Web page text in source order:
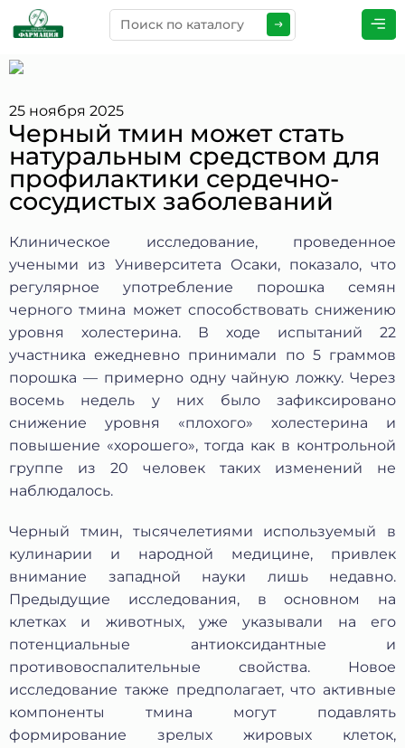
25 ноября 2025
Черный тмин может стать
натуральным средством для
профилактики сердечно-
сосудистых заболеваний
Клиническое исследование, проведенное
учеными из Университета Осаки, показало, что
регулярное употребление порошка семян
черного тмина может способствовать снижению
уровня холестерина. В ходе испытаний 22
участника ежедневно принимали по 5 граммов
порошка — примерно одну чайную ложку. Через
восемь недель у них было зафиксировано
снижение уровня «плохого» холестерина и
повышение «хорошего», тогда как в контрольной
группе из 20 человек таких изменений не
наблюдалось.
Черный тмин, тысячелетиями используемый в
кулинарии и народной медицине, привлек
внимание западной науки лишь недавно.
Предыдущие исследования, в основном на
клетках и животных, уже указывали на его
потенциальные антиоксидантные и
противовоспалительные свойства. Новое
исследование также предполагает, что активные
компоненты тмина могут подавлять
формирование зрелых жировых клеток,
ПРЕДСТАВЬТЕСЬ
ТЕЛЕФОН*
ЭЛЕКТРОННАЯ ПОЧТА
КОММЕНТАРИИ
Защита от автоматических сообщений
Введите слово на картинке *